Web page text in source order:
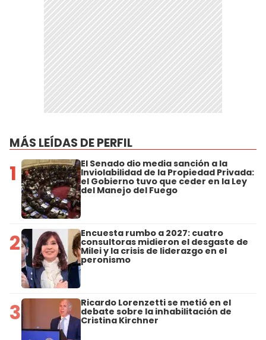
MÁS LEÍDAS DE PERFIL
1 El Senado dio media sanción a la
Inviolabilidad de la Propiedad Privada:
el Gobierno tuvo que ceder en la Ley
del Manejo del Fuego
2 Encuesta rumbo a 2027: cuatro
consultoras midieron el desgaste de
Milei y la crisis de liderazgo en el
peronismo
3 Ricardo Lorenzetti se metió en el
debate sobre la inhabilitación de
Cristina Kirchner